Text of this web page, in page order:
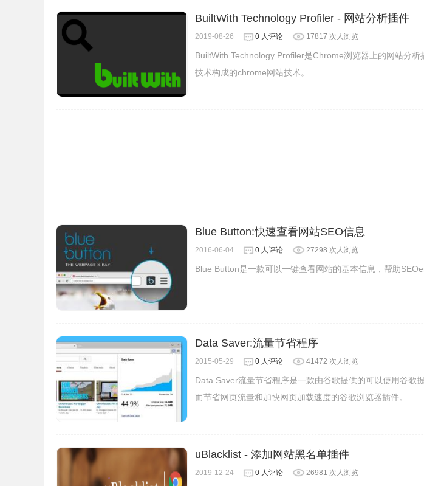
择要加载的NSFW内容量。
5、当加载一个网页时，所有的图像都将保持隐藏状态，直到发现它们是否是NSFW。
他们仍然隐藏。否则，它们就会变得可见。
BuiltWith Technology Profiler - 网站分析插件
2019-08-26 0 人评论 17817 次人浏览
BuiltWith Technology Profiler是Chrome浏览器上的网站分
技术构成的chrome网站技术。
Blue Button:快速查看网站SEO信息
2016-06-04 0 人评论 27298 次人浏览
Blue Button是一款可以一键查看网站的基本信息，帮助
Data Saver:流量节省程序
2015-05-29 0 人评论 41472 次人浏览
Data Saver流量节省程序是一款由谷歌提供的可以使用谷歌
而节省网页流量和加快网页加载速度的谷歌浏览器插件。
uBlacklist - 添加网站黑名单插件
2019-12-24 0 人评论 26981 次人浏览